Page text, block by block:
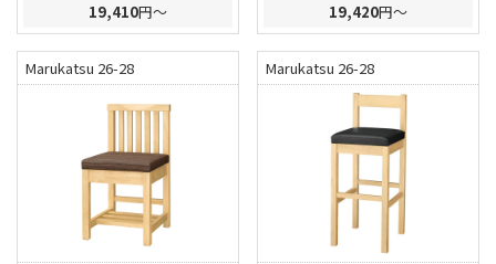
19,410円～ 19,420円～
Marukatsu 26-28 Marukatsu 26-28